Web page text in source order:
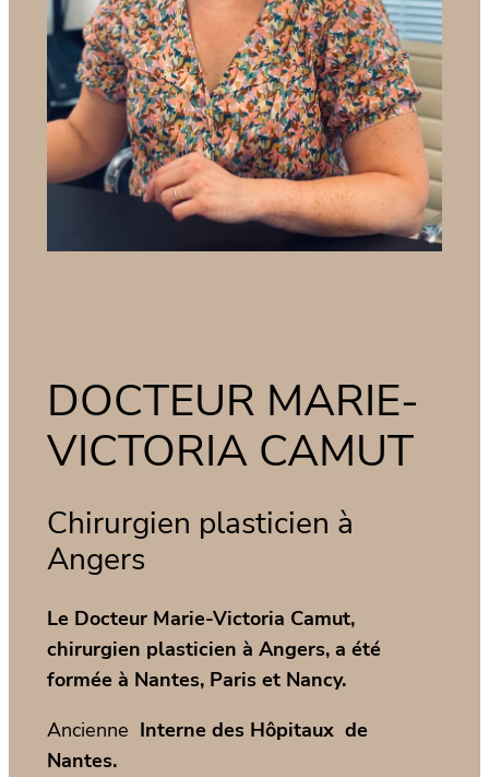
DOCTEUR MARIE-
VICTORIA CAMUT
Chirurgien plasticien à
Angers
Le Docteur Marie-Victoria Camut,
chirurgien plasticien à Angers, a été
formée à Nantes, Paris et Nancy.
Ancienne Interne des Hôpitaux de
Nantes.